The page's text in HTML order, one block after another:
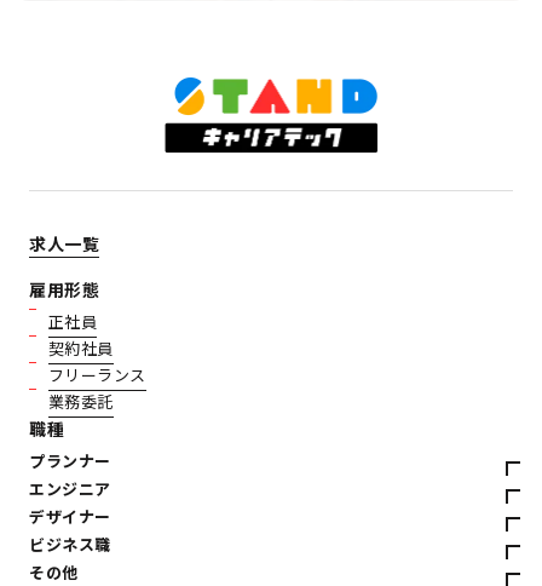
求人一覧
雇用形態
正社員
契約社員
フリーランス
業務委託
職種
プランナー
エンジニア
デザイナー
ビジネス職
その他